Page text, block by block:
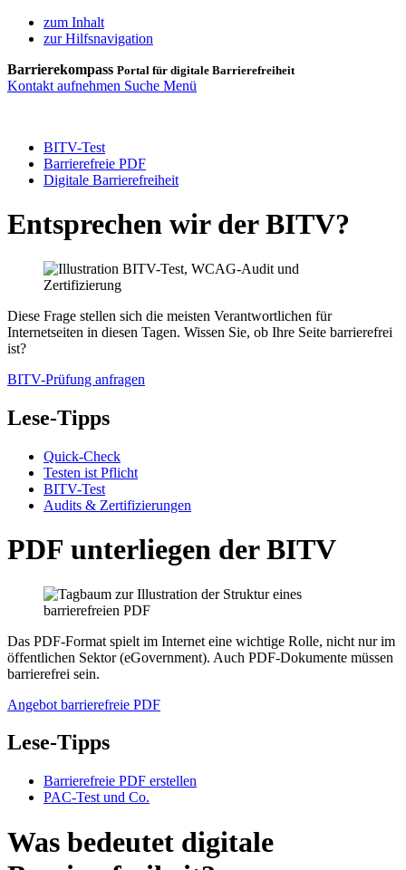
zum Inhalt
zur Hilfsnavigation
Barrierekompass Portal für digitale Barrierefreiheit
Kontakt aufnehmen Suche Menü
BITV-Test
Barrierefreie PDF
Digitale Barrierefreiheit
Entsprechen wir der BITV?
Diese Frage stellen sich die meisten Verantwortlichen für
Internetseiten in diesen Tagen. Wissen Sie, ob Ihre Seite barrierefrei
ist?
BITV-Prüfung anfragen
Lese-Tipps
Quick-Check
Testen ist Pflicht
BITV-Test
Audits & Zertifizierungen
PDF unterliegen der BITV
Das PDF-Format spielt im Internet eine wichtige Rolle, nicht nur im
öffentlichen Sektor (eGovernment). Auch PDF-Dokumente müssen
barrierefrei sein.
Angebot barrierefreie PDF
Lese-Tipps
Barrierefreie PDF erstellen
PAC-Test und Co.
Was bedeutet digitale